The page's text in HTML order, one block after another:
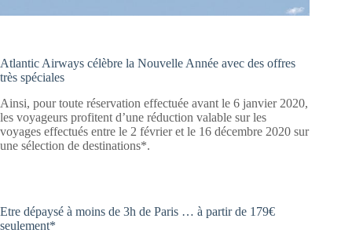
Atlantic Airways célèbre la Nouvelle Année avec des offres
très spéciales
Ainsi, pour toute réservation effectuée avant le 6 janvier 2020,
les voyageurs profitent d’une réduction valable sur les
voyages effectués entre le 2 février et le 16 décembre 2020 sur
une sélection de destinations*.
Etre dépaysé à moins de 3h de Paris … à partir de 179€
seulement*